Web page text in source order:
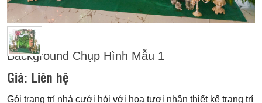
Background Chụp Hình Mẫu 1
Giá: Liên hệ
Gói trang trí nhà cưới hỏi với hoa tươi nhận thiết kế trang trí